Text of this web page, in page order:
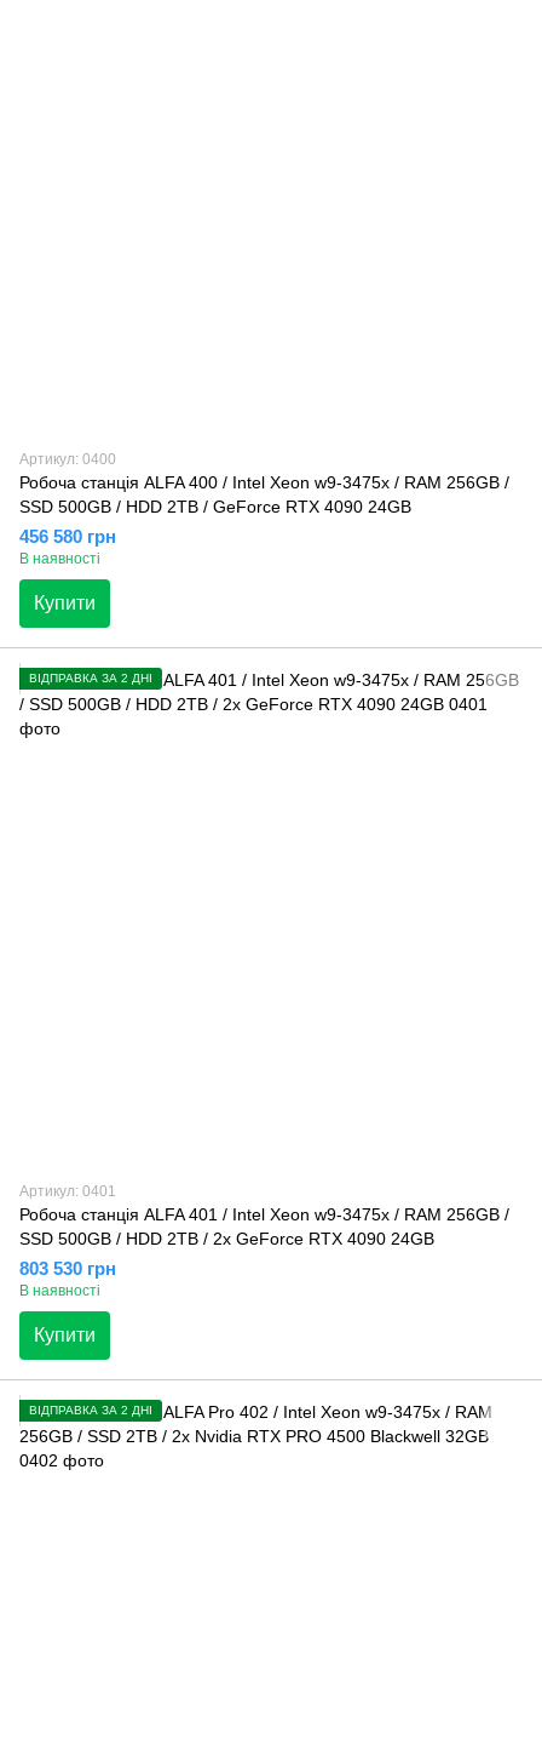
Артикул: 0400
Робоча станція ALFA 400 / Intel Xeon w9-3475x / RAM 256GB /
SSD 500GB / HDD 2TB / GeForce RTX 4090 24GB
456 580 грн
В наявності
Купити
ВІДПРАВКА ЗА 2 ДНІ
Артикул: 0401
Робоча станція ALFA 401 / Intel Xeon w9-3475x / RAM 256GB /
SSD 500GB / HDD 2TB / 2x GeForce RTX 4090 24GB
803 530 грн
В наявності
Купити
ВІДПРАВКА ЗА 2 ДНІ